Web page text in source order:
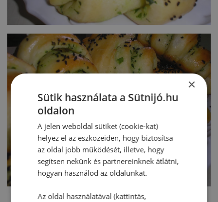
×
Sütik használata a Sütnijó.hu
oldalon
A jelen weboldal sütiket (cookie-kat)
helyez el az eszközeiden, hogy biztosítsa
az oldal jobb működését, illetve, hogy
segítsen nekünk és partnereinknek átlátni,
hogyan használod az oldalunkat.
Az oldal használatával (kattintás,